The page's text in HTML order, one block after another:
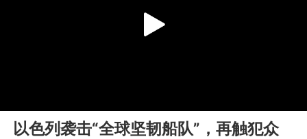
Play
以色列袭击“全球坚韧船队”，再触犯众